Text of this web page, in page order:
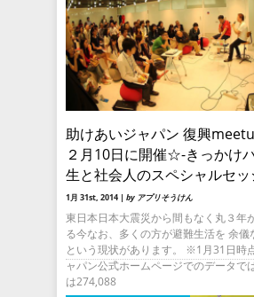
助けあいジャパン 復興
２月10日に開催☆-きっかけ
生と社会人のスペシャルセ
1月 31st, 2014 | by アプリそうけん
東日本日本大震災から間もなく丸３年
る今なお、多くの方が避難生活を 余儀
という現状があります。 ※1月31日時
ャパン公式ホームページでのデータで
は274,088